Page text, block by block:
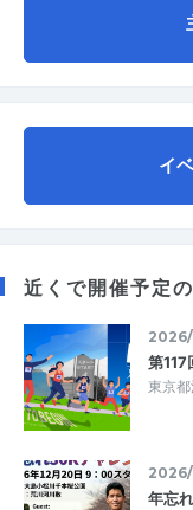
イ
近くで開催予定
2026/
第117
東京
年忘